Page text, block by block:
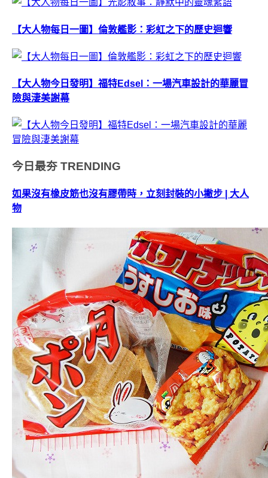
【大人物每日一圖】倫敦艦影：彩虹之下的歷史迴響
【大人物今日發明】福特Edsel：一場汽車設計的華麗冒
險與淒美謝幕
今日最夯 TRENDING
如果沒有橡皮筋也沒有膠帶時，立刻封裝的小撇步 | 大人
物